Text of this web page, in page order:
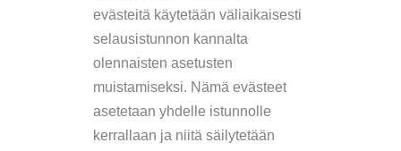
evästeitä käytetään väliaikaisesti
selausistunnon kannalta
olennaisten asetusten
muistamiseksi. Nämä evästeet
asetetaan yhdelle istunnolle
kerrallaan ja niitä säilytetään